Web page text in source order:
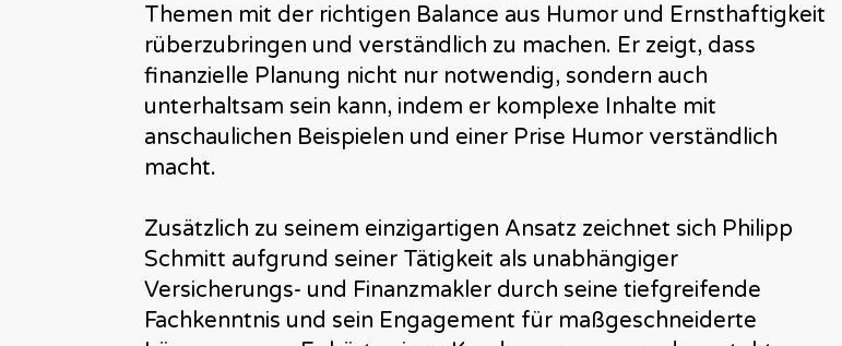
Themen mit der richtigen Balance aus Humor und Ernsthaftigkeit
rüberzubringen und verständlich zu machen. Er zeigt, dass
finanzielle Planung nicht nur notwendig, sondern auch
unterhaltsam sein kann, indem er komplexe Inhalte mit
anschaulichen Beispielen und einer Prise Humor verständlich
macht.
Zusätzlich zu seinem einzigartigen Ansatz zeichnet sich Philipp
Schmitt aufgrund seiner Tätigkeit als unabhängiger
Versicherungs- und Finanzmakler durch seine tiefgreifende
Fachkenntnis und sein Engagement für maßgeschneiderte